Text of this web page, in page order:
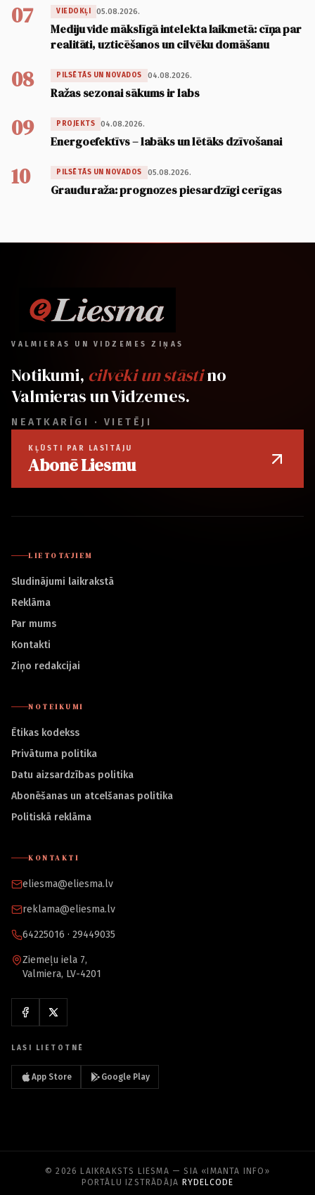
07 VIEDOKĻI 05.08.2026.
Mediju vide mākslīgā intelekta laikmetā: cīņa par
realitāti, uzticēšanos un cilvēku domāšanu
08 PILSĒTĀS UN NOVADOS 04.08.2026.
Ražas sezonai sākums ir labs
09 PROJEKTS 04.08.2026.
Energoefektīvs – labāks un lētāks dzīvošanai
10 PILSĒTĀS UN NOVADOS 05.08.2026.
Graudu raža: prognozes piesardzīgi cerīgas
VALMIERAS UN VIDZEMES ZIŅAS
Notikumi, cilvēki un stāstino
Valmieras un Vidzemes.
NEATKARĪGI · VIETĒJI
KĻŪSTI PAR LASĪTĀJU
Abonē Liesmu
LIETOTĀJIEM
Sludinājumi laikrakstā
Reklāma
Par mums
Kontakti
Ziņo redakcijai
NOTEIKUMI
Ētikas kodekss
Privātuma politika
Datu aizsardzības politika
Abonēšanas un atcelšanas politika
Politiskā reklāma
KONTAKTI
eliesma@eliesma.lv
reklama@eliesma.lv
64225016 · 29449035
Ziemeļu iela 7,
Valmiera, LV-4201
LASI LIETOTNĒ
App Store Google Play
© 2026 LAIKRAKSTS LIESMA — SIA «IMANTA INFO»
PORTĀLU IZSTRĀDĀJA RYDELCODE